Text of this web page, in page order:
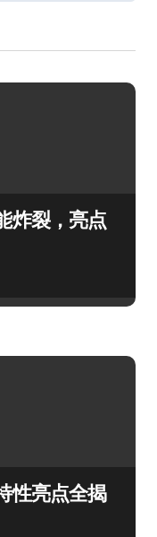
炸裂，亮点
性亮点全揭